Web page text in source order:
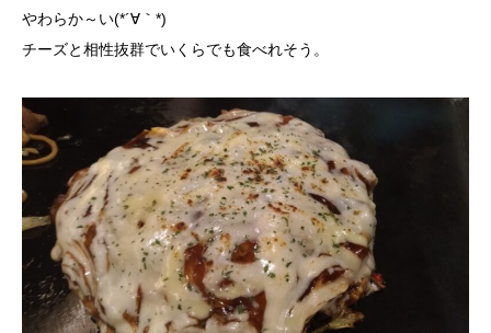
やわらか～い(*´∀｀*)
チーズと相性抜群でいくらでも食べれそう。